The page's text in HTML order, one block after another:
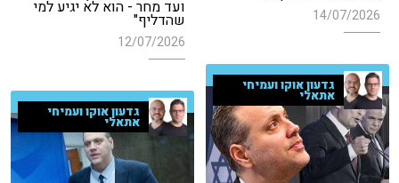
14/07/2026 ועד מחר - הוא לא יגיע למי
שהדליף"
12/07/2026
גדעון אוקו ועמיחי
אתאלי
גדעון אוקו ועמיחי
אתאלי